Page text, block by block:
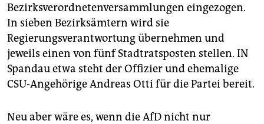
Bezirksverordnetenversammlungen eingezogen.
In sieben Bezirksämtern wird sie
Regierungsverantwortung übernehmen und
jeweils einen von fünf Stadtratsposten stellen. IN
Spandau etwa steht der Offizier und ehemalige
CSU-Angehörige Andreas Otti für die Partei bereit.
Neu aber wäre es, wenn die AfD nicht nur